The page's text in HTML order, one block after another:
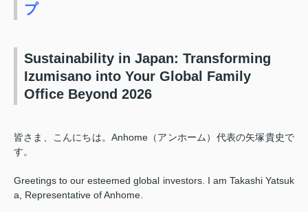
プ
Sustainability in Japan: Transforming
Izumisano into Your Global Family
Office Beyond 2026
皆さま、こんにちは。Anhome（アンホーム）代表の矢塚貴史で
す。
Greetings to our esteemed global investors. I am Takashi Yatsuk
a, Representative of Anhome.